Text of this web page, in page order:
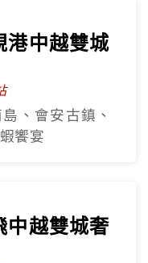
港中越雙城
、會安古鎮、
饗宴
中越雙城奢